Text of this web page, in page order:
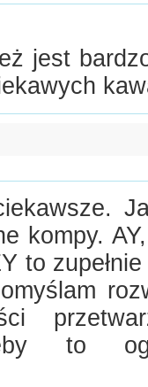
jest
kompy.
to
to